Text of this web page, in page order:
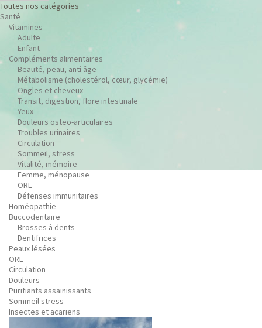
Toutes nos catégories
Santé
Vitamines
Adulte
Enfant
Compléments alimentaires
Beauté, peau, anti âge
Métabolisme (cholestérol, cœur, glycémie)
Ongles et cheveux
Transit, digestion, flore intestinale
Yeux
Douleurs osteo-articulaires
Troubles urinaires
Circulation
Sommeil, stress
Vitalité, mémoire
Femme, ménopause
ORL
Défenses immunitaires
Homéopathie
Buccodentaire
Brosses à dents
Dentifrices
Peaux lésées
ORL
Circulation
Douleurs
Purifiants assainissants
Sommeil stress
Insectes et acariens